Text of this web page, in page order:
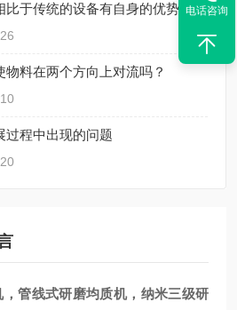
比于传统的设备有自身的优势
料在两个方向上对流吗？
过程中出现的问题
管线式研磨均质机，纳米三级研
电话咨询